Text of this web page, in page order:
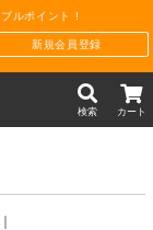
ルポイント !
新規会員登録
検索 カート